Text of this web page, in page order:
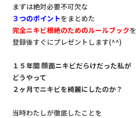
まずは絶対必要不可欠な
３つのポイントをまとめた
完全ニキビ根絶のためのルールブックを
登録後すぐにプレゼントします(^^)
１５年間 顔面ニキビだらけだった私が
どうやって
２ヶ月でニキビを綺麗にしたのか？
当時わたしが徹底したことを